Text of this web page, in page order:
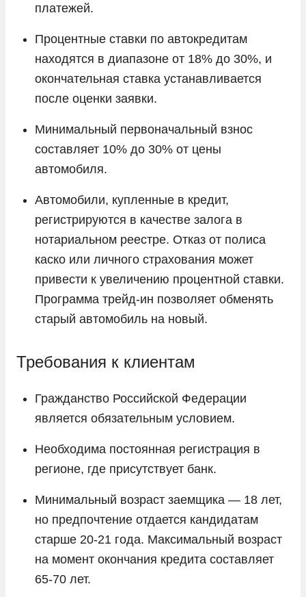
платежей.
Процентные ставки по автокредитам
находятся в диапазоне от 18% до 30%, и
окончательная ставка устанавливается
после оценки заявки.
Минимальный первоначальный взнос
составляет 10% до 30% от цены
автомобиля.
Автомобили, купленные в кредит,
регистрируются в качестве залога в
нотариальном реестре. Отказ от полиса
каско или личного страхования может
привести к увеличению процентной ставки.
Программа трейд-ин позволяет обменять
старый автомобиль на новый.
Требования к клиентам
Гражданство Российской Федерации
является обязательным условием.
Необходима постоянная регистрация в
регионе, где присутствует банк.
Минимальный возраст заемщика — 18 лет,
но предпочтение отдается кандидатам
старше 20-21 года. Максимальный возраст
на момент окончания кредита составляет
65-70 лет.